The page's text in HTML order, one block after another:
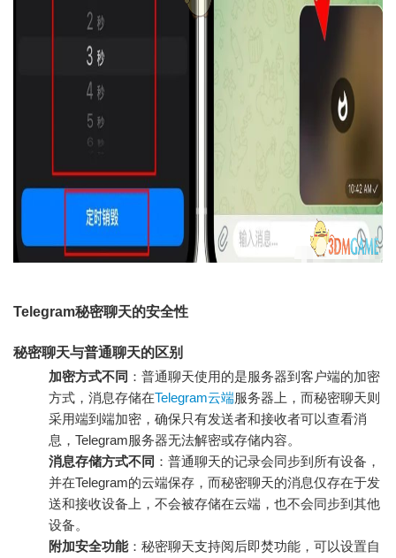
Telegram秘密聊天的安全性
秘密聊天与普通聊天的区别
加密方式不同 ：普通聊天使用的是服务器到客户端的加密
方式，消息存储在Telegram云端服务器上，而秘密聊天则
采用端到端加密，确保只有发送者和接收者可以查看消
息，Telegram服务器无法解密或存储内容。
消息存储方式不同 ：普通聊天的记录会同步到所有设备，
并在Telegram的云端保存，而秘密聊天的消息仅存在于发
送和接收设备上，不会被存储在云端，也不会同步到其他
设备。
附加安全功能：秘密聊天支持阅后即焚功能，可以设置自